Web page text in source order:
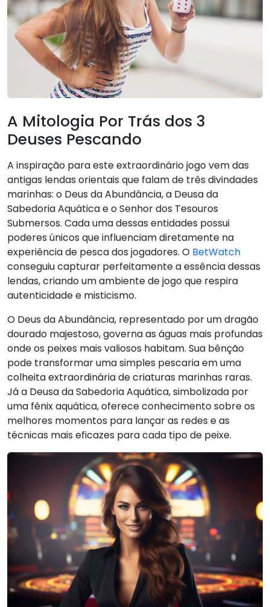
A Mitologia Por Trás dos 3
Deuses Pescando
A inspiração para este extraordinário jogo vem das
antigas lendas orientais que falam de três divindades
marinhas: o Deus da Abundância, a Deusa da
Sabedoria Aquática e o Senhor dos Tesouros
Submersos. Cada uma dessas entidades possui
poderes únicos que influenciam diretamente na
experiência de pesca dos jogadores. O BetWatch
conseguiu capturar perfeitamente a essência dessas
lendas, criando um ambiente de jogo que respira
autenticidade e misticismo.
O Deus da Abundância, representado por um dragão
dourado majestoso, governa as águas mais profundas
onde os peixes mais valiosos habitam. Sua bênção
pode transformar uma simples pescaria em uma
colheita extraordinária de criaturas marinhas raras.
Já a Deusa da Sabedoria Aquática, simbolizada por
uma fênix aquática, oferece conhecimento sobre os
melhores momentos para lançar as redes e as
técnicas mais eficazes para cada tipo de peixe.